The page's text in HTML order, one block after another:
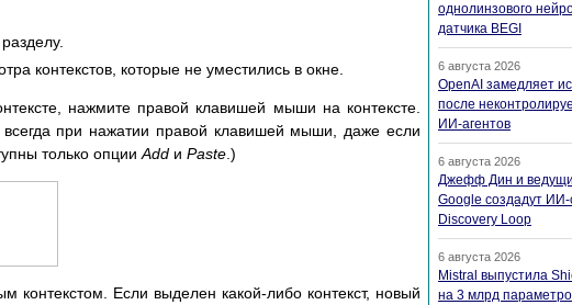
контекстов, которые не уместились в окне.
нажмите правой клавишей мыши на контексте.
при нажатии правой клавишей мыши, даже если
только опции Add и Paste .)
контекстом. Если выделен какой-либо контекст, новый
однолинзового
датчика BEGI
6 августа 2026
OpenAI замедляет
после
ИИ-агентов
6 августа 2026
Джефф Дин и
Google создадут ИИ-
Discovery Loop
6 августа 2026
Mistral выпустила
на 3 млрд